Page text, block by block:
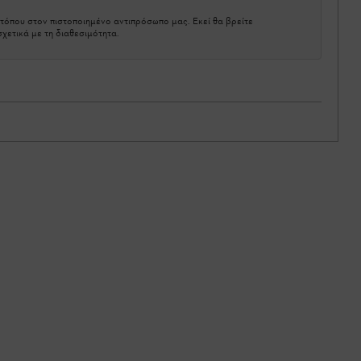
στον πιστοποιημένο αντιπρόσωπο μας. Εκεί θα βρείτε
με τη διαθεσιμότητα.